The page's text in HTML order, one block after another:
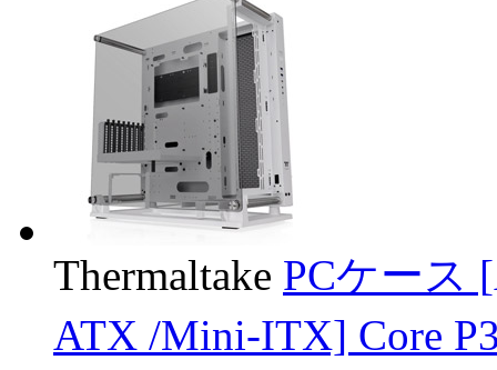
Thermaltake PCケース
ATX /Mini-ITX] Core